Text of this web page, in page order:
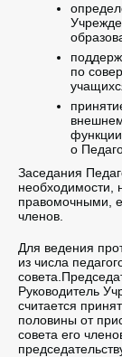
по
о
Заседания
необходимости,
правомочными,
членов.
Для ведения
из числа
Руководитель
считается
половины от
совета его